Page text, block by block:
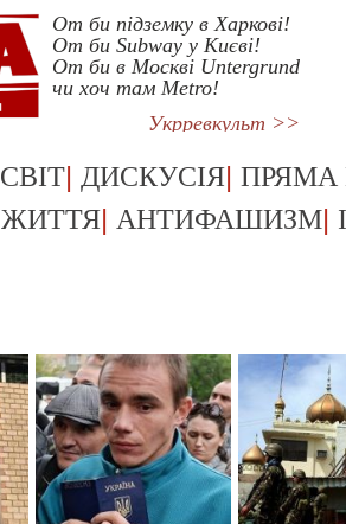
От би підземку в Харкові!
От би Subway у Києві!
От би в Москві Untergrund
чи хоч там Metro!
Укрревкульт >>
СВІТ| ДИСКУСІЯ| ПРЯМА
ЖИТТЯ| АНТИФАШИЗМ|